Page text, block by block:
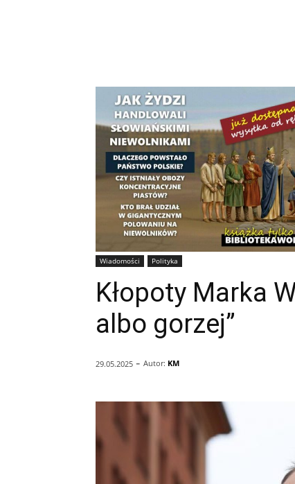
Wiadomości Polityka
Kłopoty Marka
albo gorzej”
29.05.2025 - Autor: KM